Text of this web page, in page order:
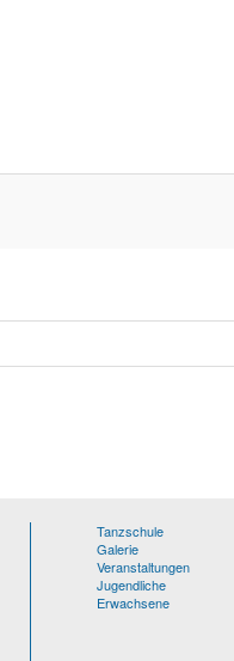
Tanzschule
Galerie
Veranstaltungen
Jugendliche
Erwachsene